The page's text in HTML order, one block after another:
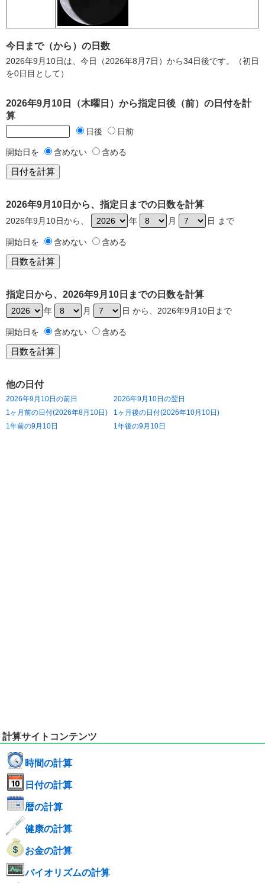
今日まで（から）の日数
2026年9月10日は、今日（2026年8月7日）から34日後です。（初日
を0日目として）
2026年9月10日（木曜日）から指定日後（前）の日付を計
算
日後 日前
開始日を 含めない 含める
2026年9月10日から、指定日までの日数を計算
2026年9月10日から、 年 月 日 まで
開始日を 含めない 含める
指定日から、2026年9月10日までの日数を計算
年 月 日 から、2026年9月10日まで
開始日を 含めない 含める
他の日付
2026年9月10日の前日
2026年9月10日の翌日
1ヶ月前の日付(2026年8月10日)
1ヶ月後の日付(2026年10月10日)
1年前の9月10日
1年後の9月10日
計算サイトコンテンツ
時間の計算
日付の計算
暦の計算
健康の計算
お金の計算
バイオリズムの計算